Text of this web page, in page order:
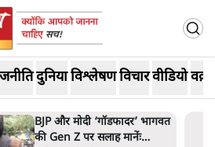
दुनियाविश्लेषणविचारवीडियो
मार्क ज़करबर्ग का माफीनामाः ये
बहुत अंदर की बात है